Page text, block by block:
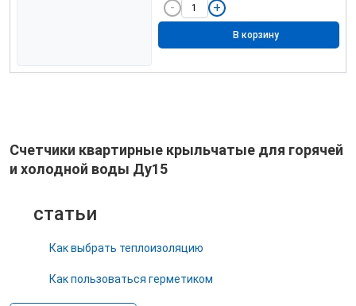
В корзину
Счетчики квартирные крыльчатые для горячей
и холодной воды Ду15
статьи
Как выбрать теплоизоляцию
Как пользоваться герметиком